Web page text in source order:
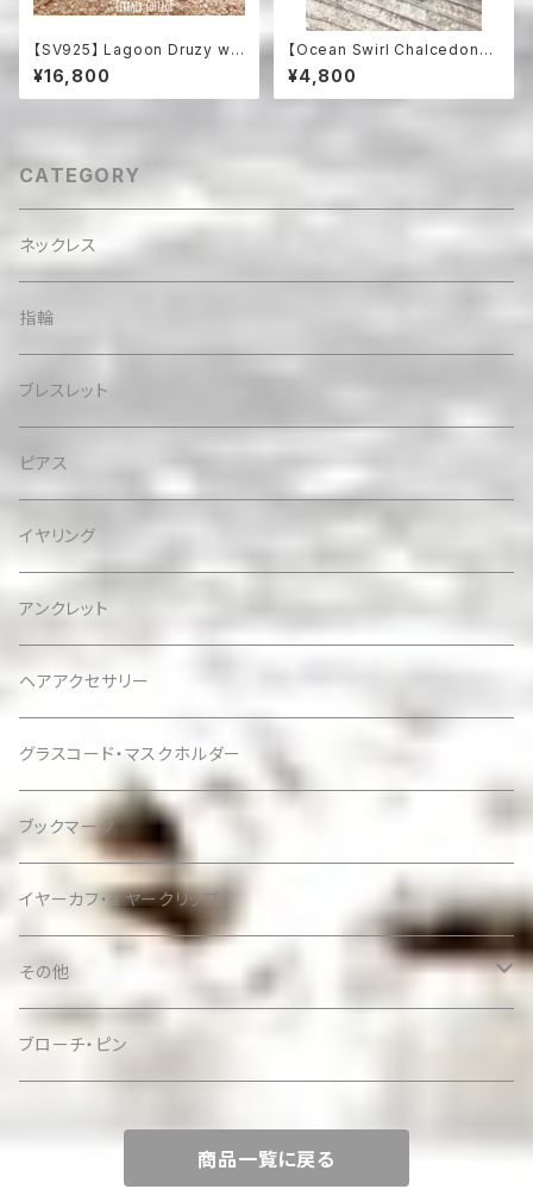
【SV925】 Lagoon Druzy wit
h Blue Topaz & Aquamarin
e 海の女神のドゥルージース
テートメントネックレス
¥16,800
【Ocean Swirl Chalcedony
'Aqua'】波の渦から滴るカルセ
ドニーのボヘミアンピアス
¥4,800
CATEGORY
ネックレス
指輪
ブレスレット
ピアス
イヤリング
アンクレット
ヘアアクセサリー
グラスコード・マスクホルダー
ブックマーク
イヤーカフ・イヤークリップ
その他
ケース
ブローチ・ピン
商品一覧に戻る